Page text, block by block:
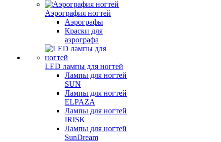
Аэрография ногтей
Аэрографы
Краски для
аэрографа
LED лампы для ногтей
Лампы для ногтей
SUN
Лампы для ногтей
ELPAZA
Лампы для ногтей
IRISK
Лампы для ногтей
SunDream